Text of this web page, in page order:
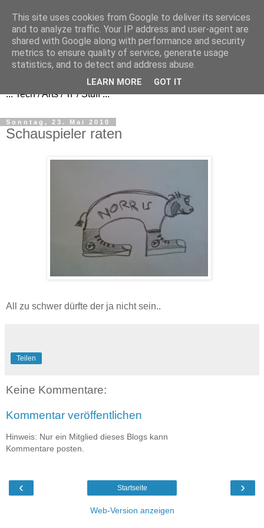
FezBook
... Tech / Arts / 'n' / Stuff ...
Sonntag, 23. Mai 2010
Schauspieler raten
All zu schwer dürfte der ja nicht sein..
Teilen
Keine Kommentare:
Kommentar veröffentlichen
Hinweis: Nur ein Mitglied dieses Blogs kann
Kommentare posten.
‹ ›
Startseite
Web-Version anzeigen
This site uses cookies from Google to deliver its services
and to analyze traffic. Your IP address and user-agent are
shared with Google along with performance and security
metrics to ensure quality of service, generate usage
statistics, and to detect and address abuse.
LEARN MORE GOT IT